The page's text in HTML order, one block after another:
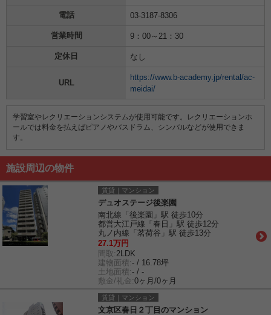
電話 03-3187-8306
営業時間 9：00～21：30
定休日 なし
URL
https://www.b-academy.jp/rental/ac-
meidai/
学習室やレクリエーションシステムが使用可能です。レクリエーションホ
ールでは料金を払えばピアノやバスドラム、シンバルなどが使用できま
す。
施設周辺の物件
賃貸｜マンション
デュオステージ後楽園
南北線「後楽園」駅 徒歩10分
都営大江戸線「春日」駅 徒歩12分
丸ノ内線「茗荷谷」駅 徒歩13分
27.1万円
間取: 2LDK
建物面積:- / 16.78坪
土地面積:- / -
敷金/礼金:0ヶ月/0ヶ月
賃貸｜マンション
文京区春日２丁目のマンション